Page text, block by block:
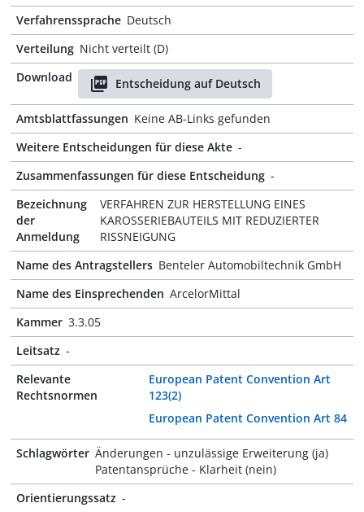
Verfahrenssprache Deutsch
Verteilung Nicht verteilt (D)
Download
Entscheidung auf Deutsch
Amtsblattfassungen Keine AB-Links gefunden
Weitere Entscheidungen für diese Akte -
Zusammenfassungen für diese Entscheidung -
Bezeichnung
der
Anmeldung
VERFAHREN ZUR HERSTELLUNG EINES
KAROSSERIEBAUTEILS MIT REDUZIERTER
RISSNEIGUNG
Name des Antragstellers Benteler Automobiltechnik GmbH
Name des Einsprechenden ArcelorMittal
Kammer 3.3.05
Leitsatz -
Relevante
Rechtsnormen
European Patent Convention Art
123(2)
European Patent Convention Art 84
Schlagwörter Änderungen - unzulässige Erweiterung (ja)
Patentansprüche - Klarheit (nein)
Orientierungssatz -